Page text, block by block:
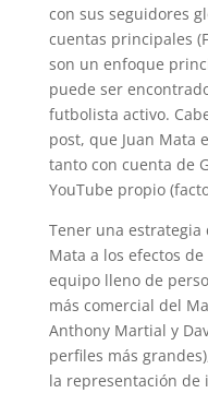
con sus seguidores
cuentas principales
son un enfoque
puede ser
futbolista activo.
post, que Juan Mata
tanto con cuenta de
YouTube propio
Tener una estrategia
Mata a los efectos
equipo lleno de
más comercial del
Anthony Martial y
perfiles más
la representación de